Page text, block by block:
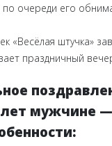
по очереди его
«Весёлая штучка»
праздничный
мужчине —